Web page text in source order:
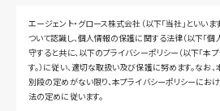
エージェント・グロース株式会社（以下「当社」といい
ついて認識し、個人情報の保護に関する法律（以下「個
守すると共に、以下のプライバシーポリシー（以下「本
す。）に従い、適切な取扱い及び保護に努めます。なお
別段の定めがない限り、本プライバシーポリシーにお
法の定めに従います。